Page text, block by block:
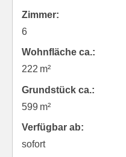
Zimmer:
6
Wohnfläche ca.:
222 m²
Grund­stück ca.:
599 m²
Verfügbar ab:
sofort